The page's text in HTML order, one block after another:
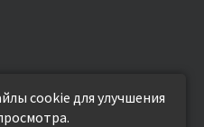
cookie для улучшения